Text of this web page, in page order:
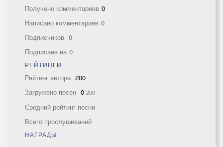
Получено комментариев 0
Написано комментариев 0
Подписчиков 0
Подписана на 0
РЕЙТИНГИ
Рейтинг автора 200
Загружено песен 0 200
Средний рейтинг песни
Всего прослушиваний
НАГРАДЫ